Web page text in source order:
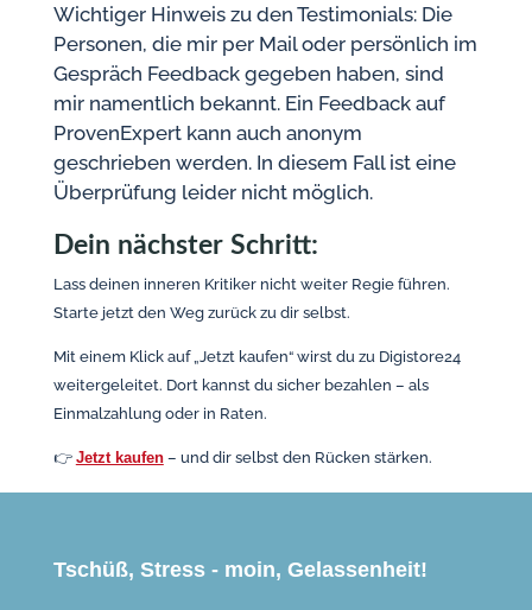
Wichtiger Hinweis zu den Testimonials: Die
Personen, die mir per Mail oder persönlich im
Gespräch Feedback gegeben haben, sind
mir namentlich bekannt. Ein Feedback auf
ProvenExpert kann auch anonym
geschrieben werden. In diesem Fall ist eine
Überprüfung leider nicht möglich.
Dein nächster Schritt:
Lass deinen inneren Kritiker nicht weiter Regie führen.
Starte jetzt den Weg zurück zu dir selbst.
Mit einem Klick auf „Jetzt kaufen“ wirst du zu Digistore24
weitergeleitet. Dort kannst du sicher bezahlen – als
Einmalzahlung oder in Raten.
👉 Jetzt kaufen– und dir selbst den Rücken stärken.
Tschüß, Stress - moin, Gelassenheit!